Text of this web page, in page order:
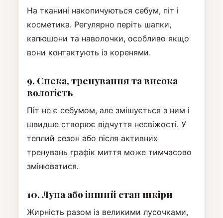
На тканині накопичуються себум, піт і
косметика. Регулярно періть шапки,
капюшони та наволочки, особливо якщо
вони контактують із коренями.
9. Спека, тренування та висока
вологість
Піт не є себумом, але змішується з ним і
швидше створює відчуття несвіжості. У
теплий сезон або після активних
тренувань графік миття може тимчасово
змінюватися.
10. Лупа або інший стан шкіри
Жирність разом із великими лусочками,